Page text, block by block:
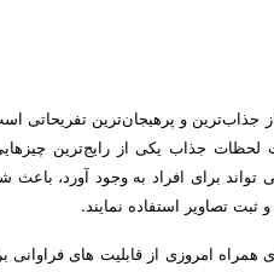
و پرهیجان‌ترین تفریحاتی
لحظات جذاب یکی از رایج‌ترین
تواند برای افراد به وجود آورد،
ثبت تصاویر استفاده نمایند.
همراه امروزی از قابلیت های فراوانی